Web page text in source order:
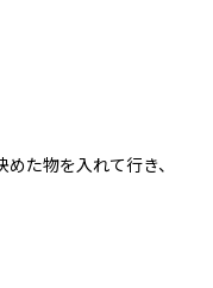
た物を入れて行き、